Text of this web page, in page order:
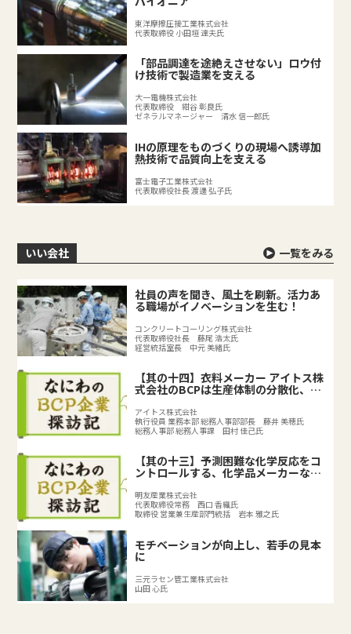
東洋摩擦圧接工業株式会社
代表取締役 小田垣 達夫氏
「部品調達を途絶えさせない」ロウ付
け技術で製造業を支える
大一電機株式会社
代表取締役 紺谷 彰良氏
ゼネラルマネージャー 清水 信一郎氏
IHの原理をものづくりの現場へ誘導加
熱技術で品質向上を支える
富士電子工業株式会社
代表取締役社長 渡邊 弘子氏
いい会社 一覧をみる
社員の声を聞き、風土を刷新。活力あ
る職場がイノベーションを生む！
コンクリートコーリング株式会社
代表取締役社長 藤尾 浩太氏
経営統括室長 中元 美緒氏
【其の十四】衣料メーカー アイトス株
式会社のBCPは生産体制の分散化、
強化
アイトス株式会社
執行役員 業務本部 総務人事部部長 藤井 美穂氏
総務人事部 総務人事課 田村 佳己氏
【其の十三】予測困難な化学反応をコ
ントロールする、化学品メーカーなら
明友産業株式会社
代表取締役常務 西口 香織氏
取締役 営業兼生産部門統括 岩本 雅之氏
モチベーションが向上し、若手の見本
に
三元ラセン管工業株式会社
山田 心氏